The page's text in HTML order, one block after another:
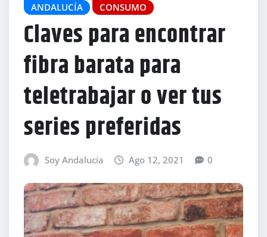
ANDALUCÍA CONSUMO
Claves para encontrar
fibra barata para
teletrabajar o ver tus
series preferidas
Soy Andalucía Ago 12, 2021 0